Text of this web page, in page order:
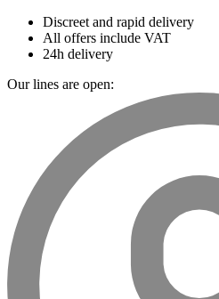
Discreet and rapid delivery
All offers include VAT
24h delivery
Our lines are open: